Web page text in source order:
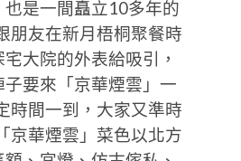
是一間矗立10多年的
朋友在新月梧桐聚餐時
大院的外表給吸引，
要來「京華煙雲」一
時間一到，大家又準時
京華煙雲」菜色以北方